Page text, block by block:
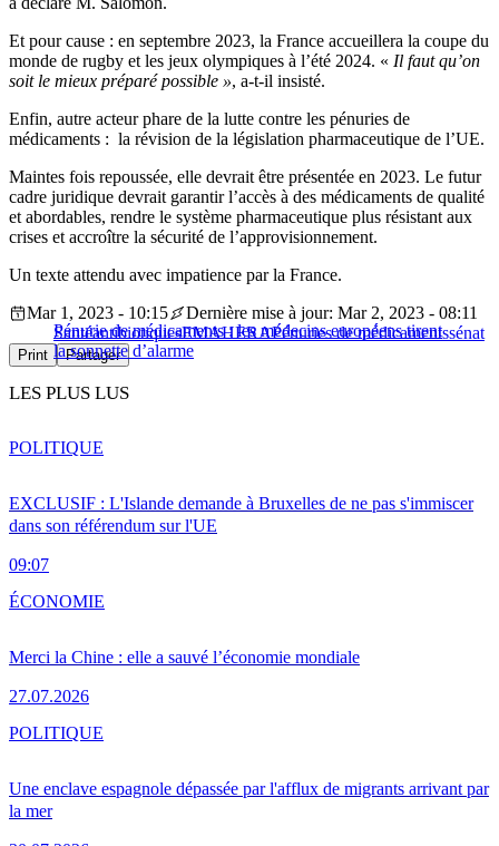
Et pour cause : en septembre 2023, la France accueillera la coupe du
monde de rugby et les jeux olympiques à l’été 2024. « Il faut qu’on
soit le mieux préparé possible », a-t-il insisté.
Enfin, autre acteur phare de la lutte contre les pénuries de
médicaments : la révision de la législation pharmaceutique de l’UE.
Maintes fois repoussée, elle devrait être présentée en 2023. Le futur
cadre juridique devrait garantir l’accès à des médicaments de qualité
et abordables, rendre le système pharmaceutique plus résistant aux
crises et accroître la sécurité de l’approvisionnement.
Un texte attendu avec impatience par la France.
Pénurie de médicaments : les médecins européens tirent
la sonnette d’alarme
Mar 1, 2023 - 10:15
Dernière mise à jour: Mar 2, 2023 - 08:11
SantéantibiotiquesEMAHERAPénuries de médicamentssénat
Print Partager
LES PLUS LUS
EXCLUSIF : L'Islande demande à Bruxelles de ne pas s'immiscer
dans son référendum sur l'UE
09:07
POLITIQUE
Merci la Chine : elle a sauvé l’économie mondiale
27.07.2026
ÉCONOMIE
Une enclave espagnole dépassée par l'afflux de migrants arrivant par
la mer
POLITIQUE